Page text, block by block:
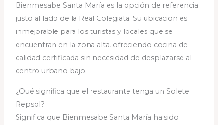
Bienmesabe Santa María es la opción de referencia
justo al lado de la Real Colegiata. Su ubicación es
inmejorable para los turistas y locales que se
encuentran en la zona alta, ofreciendo cocina de
calidad certificada sin necesidad de desplazarse al
centro urbano bajo.
¿Qué significa que el restaurante tenga un Solete
Repsol?
Significa que Bienmesabe Santa María ha sido